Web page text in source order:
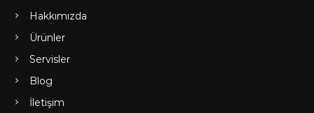
Hakkımızda
Ürünler
Servisler
Blog
İletişim